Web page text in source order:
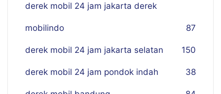
derek mobil 24 jam jakarta derek
mobilindo 87
derek mobil 24 jam jakarta selatan 150
derek mobil 24 jam pondok indah 38